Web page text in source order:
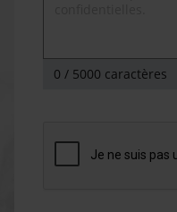
0 / 5000 caractères